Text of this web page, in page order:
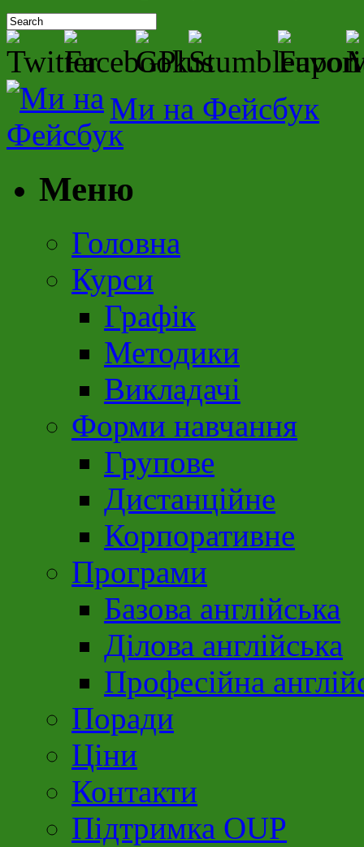
Ми на Фейсбук
Меню
Головна
Курси
Графік
Методики
Викладачі
Форми навчання
Групове
Дистанційне
Корпоративне
Програми
Базова англійська
Ділова англійська
Професійна
Поради
Ціни
Контакти
Підтримка OUP